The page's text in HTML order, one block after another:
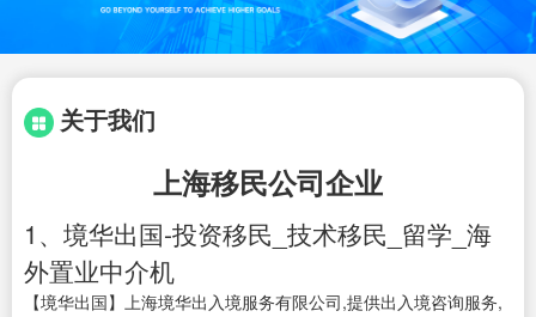
关于我们
上海移民公司企业
1、境华出国-投资移民_技术移民_留学_海
外置业中介机
【境华出国】上海境华出入境服务有限公司,提供出入境咨询服务,